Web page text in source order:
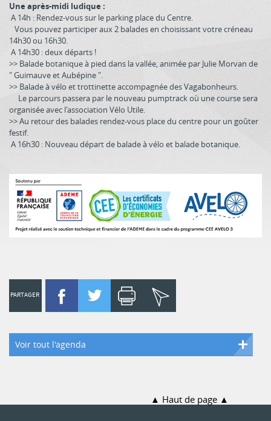
Une après-midi ludique :
A 14h : Rendez-vous sur le parking place du Centre.
Vous pouvez participer aux 2 balades en choisissant votre créneau
14h30 ou 16h30.
A 14h30 : deux départs !
>> Balade botanique à pied dans la vallée, animée par Julie Morvan de
" Guimauve et Aubépine ".
>> Balade à vélo et trottinette accompagnée des Vagabonheurs.
Le parcours passera par le nouveau pumptrack où une course sera
organisée avec l'association Vélo Utile.
>> Au retour des balades rendez-vous place du centre pour un goûter
festif.
A 16h30 : Nouveau départ de balade à vélo et balade botanique.
PARTAGER
Voir tout l'agenda
Haut de page